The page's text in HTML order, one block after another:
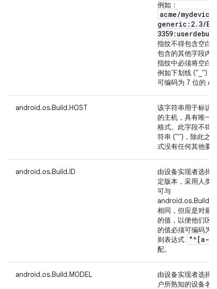
例如：
acme/mydevice
generic:2. 3/
3359:userdebug
指纹不得包含空白
包含的其他字段内
指纹中必须将空白
例如下划线 ("_")
可编码为 7 位的
android.os.Build.HOST
该字符串用于标识
的主机，具有唯一
格式。此字段不得
符串 ("")，除此之
式没有任何其他要
android.os.Build.ID
由设备实现者选择
定版本，采用人类
可与
相同，但应是对最
的值，以便他们区
的值必须可编码为
则表达式
"^[a-z
配。
android.os.Build.MODEL
由设备实现者选择
户所熟知的设备名